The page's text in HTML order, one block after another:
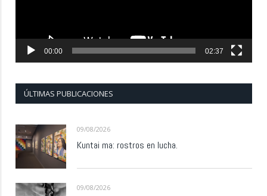
00:00 02:37
ÚLTIMAS PUBLICACIONES
09/08/2026
Kuntai ma: rostros en lucha.
09/08/2026